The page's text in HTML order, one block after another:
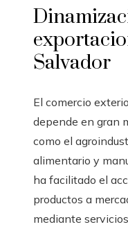
Salvador
El comercio
depende en gran
como el
alimentario y
ha facilitado el
productos a
mediante